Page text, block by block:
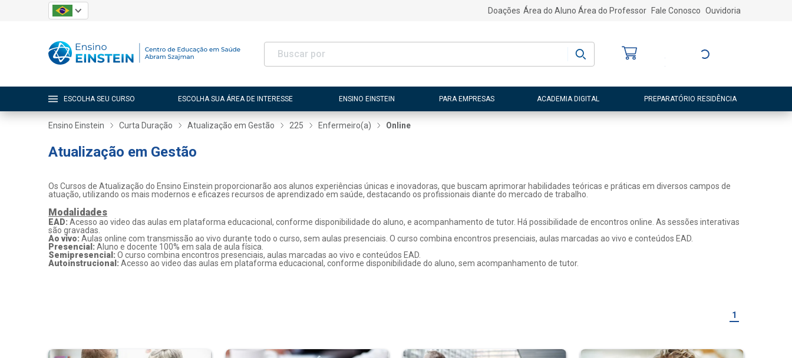
Doações Área do Aluno Área do Professor Fale Conosco Ouvidoria
Entre ou Cadastre-
ESCOLHA SEU CURSO ESCOLHA SUA ÁREA DE INTERESSE ENSINO EINSTEIN PARA EMPRESAS ACADEMIA DIGITAL PREPARATÓRIO RESIDÊNCIA
Ensino Einstein Curta Duração Atualização em Gestão 225 Enfermeiro(a) Online
Atualização em Gestão
Os Cursos de Atualização do Ensino Einstein proporcionarão aos alunos experiências únicas e inovadoras, que buscam aprimorar habilidades teóricas e práticas em diversos campos de
atuação, utilizando os mais modernos e eficazes recursos de aprendizado em saúde, destacando os profissionais diante do mercado de trabalho.
Modalidades
EAD:Acesso ao video das aulas em plataforma educacional, conforme disponibilidade do aluno, e acompanhamento de tutor. Há possibilidade de encontros online. As sessões interativas
são gravadas.
Ao vivo: Aulas online com transmissão ao vivo durante todo o curso, sem aulas presenciais. O curso combina encontros presenciais, aulas marcadas ao vivo e conteúdos EAD.
Presencial:Aluno e docente 100% em sala de aula física.
Semipresencial:O curso combina encontros presenciais, aulas marcadas ao vivo e conteúdos EAD.
Autoinstrucional:Acesso ao video das aulas em plataforma educacional, conforme disponibilidade do aluno, sem acompanhamento de tutor.
1